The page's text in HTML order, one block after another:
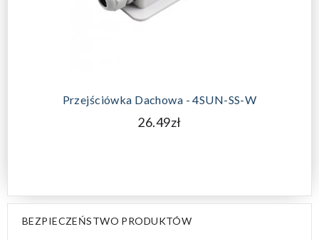
Przejściówka Dachowa - 4SUN-SS-W
26.49zł
BEZPIECZEŃSTWO PRODUKTÓW